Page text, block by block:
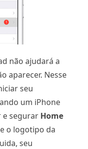
não ajudará a
aparecer. Nesse
seu
um iPhone
e segurar Home
o logotipo da
seu